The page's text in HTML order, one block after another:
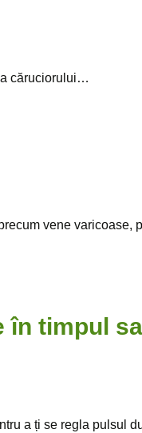
căruciorului…
vene varicoase,
în timpul
a ți se regla pulsul